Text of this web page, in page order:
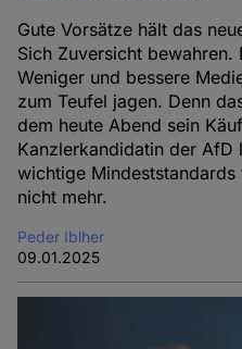
Gute Vorsätze hält das
Sich Zuversicht
Weniger und bessere
zum Teufel jagen. Denn
dem heute Abend sein
Kanzlerkandidatin der
wichtige
nicht mehr.
Peder Iblher
09.01.2025